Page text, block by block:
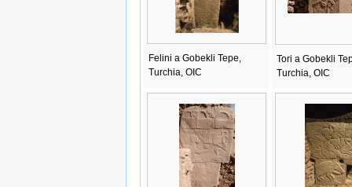
Felini a Gobekli Tepe,
Turchia, OIC
Tori a Gobekli
Turchia, OIC